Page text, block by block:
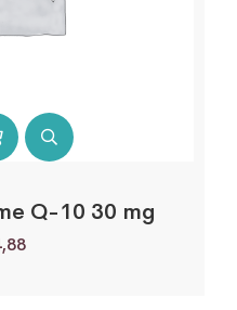
Q-10 30 mg